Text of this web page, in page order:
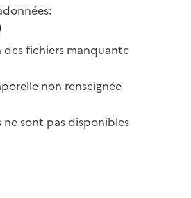
fichiers manquante
non renseignée
ne sont pas disponibles